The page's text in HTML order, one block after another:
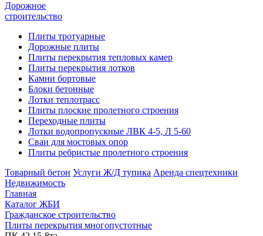
Дорожное
строительство
Плиты тротуарные
Дорожные плиты
Плиты перекрытия тепловых камер
Плиты перекрытия лотков
Камни бортовые
Блоки бетонные
Лотки теплотрасс
Плиты плоские пролетного строения
Переходные плиты
Лотки водопропускные ЛВК 4-5, Л 5-60
Сваи для мостовых опор
Плиты ребристые пролетного строения
Товарный бетон Услуги Ж/Д тупика Аренда спецтехники
Недвижимость
Главная
Каталог ЖБИ
Гражданское строительство
Плиты перекрытия многопустотные